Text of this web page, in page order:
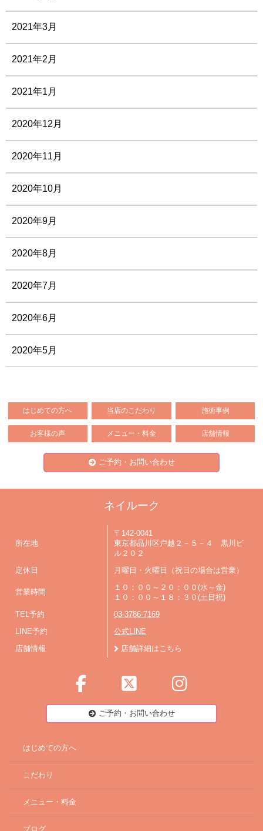
2021年3月
2021年2月
2021年1月
2020年12月
2020年11月
2020年10月
2020年9月
2020年8月
2020年7月
2020年6月
2020年5月
はじめての方へ 当店のこだわり 施術事例
お客様の声 メニュー・料金 店舗情報
ご予約・お問い合わせ
ネイルーク
所在地
〒142-0041
東京都品川区戸越２－５－４ 黒川ビ
ル２０２
定休日 月曜日・火曜日（祝日の場合は営業）
営業時間
１０：００～２０：００(水～金)
１０：００～１８：３０(土日祝)
TEL予約 03-3786-7169
LINE予約 公式LINE
店舗情報 店舗詳細はこちら
ご予約・お問い合わせ
はじめての方へ
こだわり
メニュー・料金